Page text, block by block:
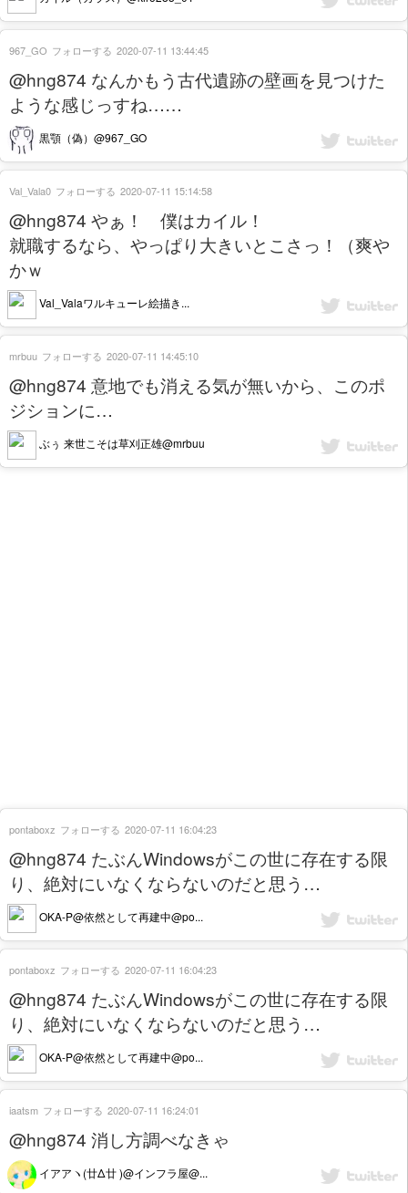
@hng874 なんかもう古代遺跡の壁画を見つけた
ような感じっすね……
黒顎（偽）@967_GO
967_GO フォローする 2020-07-11 13:44:45
@hng874 やぁ！ 僕はカイル！
就職するなら、やっぱり大きいとこさっ！（爽や
かｗ
Val_Valaワルキューレ絵描き...
Val_Vala0 フォローする 2020-07-11 15:14:58
@hng874 意地でも消える気が無いから、このポ
ジションに…
ぶぅ 来世こそは草刈正雄@mrbuu
mrbuu フォローする 2020-07-11 14:45:10
@hng874 たぶんWindowsがこの世に存在する限
り、絶対にいなくならないのだと思う…
OKA-P@依然として再建中@po...
pontaboxz フォローする 2020-07-11 16:04:23
@hng874 たぶんWindowsがこの世に存在する限
り、絶対にいなくならないのだと思う…
OKA-P@依然として再建中@po...
pontaboxz フォローする 2020-07-11 16:04:23
@hng874 消し方調べなきゃ
イアアヽ(廿Δ廿 )@インフラ屋@...
iaatsm フォローする 2020-07-11 16:24:01